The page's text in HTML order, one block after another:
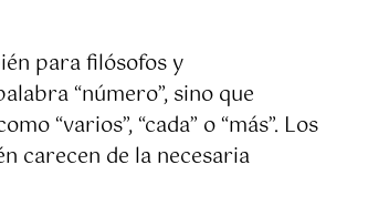
para filósofos y
“número”, sino que
“varios”, “cada” o “más”. Los
carecen de la necesaria